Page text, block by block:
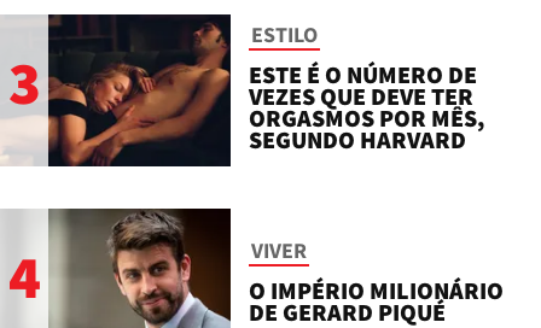
3
ESTILO
ESTE É O NÚMERO DE
VEZES QUE DEVE TER
ORGASMOS POR MÊS,
SEGUNDO HARVARD
4 VIVER
O IMPÉRIO MILIONÁRIO
DE GERARD PIQUÉ